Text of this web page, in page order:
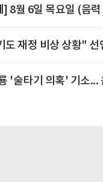
] 8월 6일 목요일 (음
도 재정 비상 상황" 선
'술타기 의혹' 기소...